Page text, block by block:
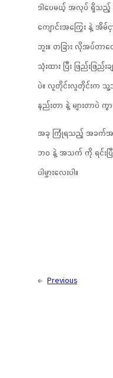
ဒါပေမယ့် အလုပ် ရှိသည့်
ကျောင်းအကြွေး နဲ့ အိမ်
ဘူး။ တခြား လိုအပ်တာ
သုံးထား ပြီး ဖြည်းဖြ
ပဲ။ လူတိုင်းလူတိုင်းက
နည်းတာ နဲ့ များတာပဲ
အခု ကြုံရသည့် အခက်
ဘဝ နဲ့ အသက် ကို ရင်းပ
ပါမွှားလေးပါ။
← Previous